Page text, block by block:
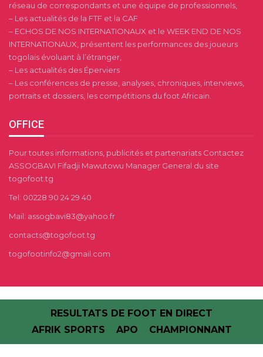
réseau de correspondants et une équipe de professionnels,
– Les actualités de la FTF et la CAF
– ECHOS DE NOS INTERNATIONAUX et le WEEK END DE NOS
INTERNATIONAUX, présentent les performances des joueurs
togolais évoluant à l’étranger,
– Les actualités des Éperviers
– Les conférences de presse, analyses, chroniques, interviews,
portraits et dossiers, les compétitions du foot Africain.
OFFICE
Pour toutes informations, publicités et partenariats Contactez
ASSOGBAVI Fifadji Mawutowu Manager General du site
togofoot.tg
Tel: 00228 90 24 29 40
Mail: assogbavi83@yahoo.fr
contacts@togofoot.tg
togofootinfo2@gmail.com
RESULTATS DE FOOT EN DIRECT
AFRIK SPORTS
APO CHAMPIONNANT